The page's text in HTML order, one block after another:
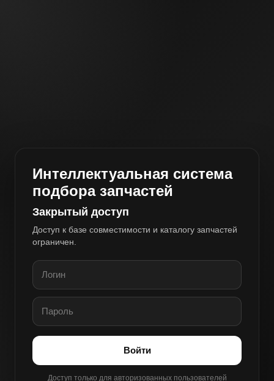
Интеллектуальная система
подбора запчастей
Закрытый доступ
Доступ к базе совместимости и каталогу запчастей
ограничен.
Войти
Доступ только для авторизованных пользователей